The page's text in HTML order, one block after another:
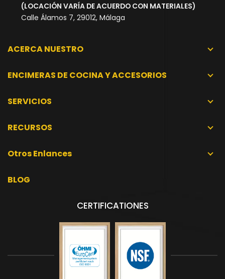
(LOCACIÓN VARÍA DE ACUERDO CON MATERIALES)
Calle Álamos 7, 29012, Málaga
ACERCA NUESTRO
ENCIMERAS DE COCINA Y ACCESORIOS
SERVICIOS
RECURSOS
Otros Enlances
BLOG
CERTIFICATIONES